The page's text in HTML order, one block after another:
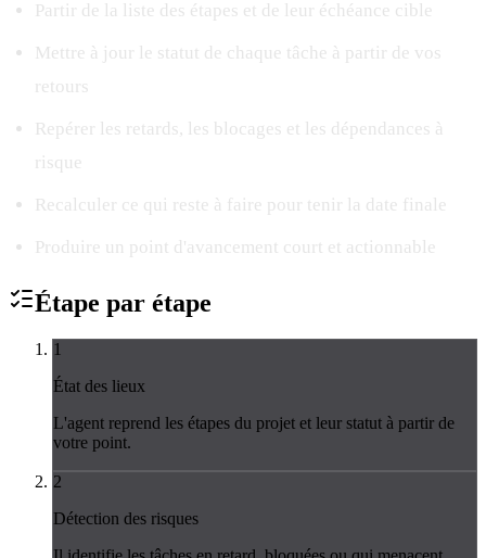
Partir de la liste des étapes et de leur échéance cible
Mettre à jour le statut de chaque tâche à partir de vos
retours
Repérer les retards, les blocages et les dépendances à
risque
Recalculer ce qui reste à faire pour tenir la date finale
Produire un point d'avancement court et actionnable
Étape par étape
1
État des lieux
L'agent reprend les étapes du projet et leur statut à partir de
votre point.
2
Détection des risques